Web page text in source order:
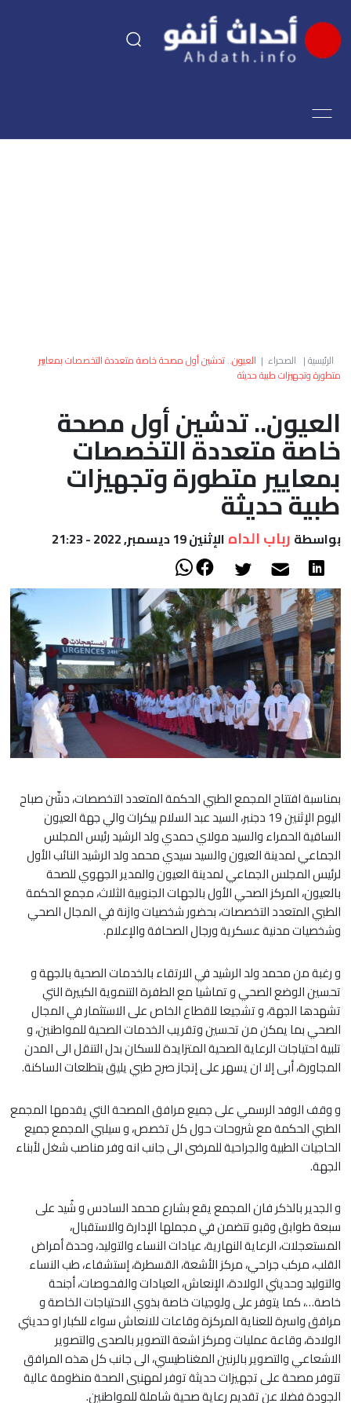
اقتصاد
العالم
أعمدة
الصحراء
الرئيسية| الصحراء | العيون.. تدشين أول مصحة خاصة متعددة التخصصات بمعايير
متطورة وتجهيزات طبية حديثة
العيون.. تدشين أول مصحة
خاصة متعددة التخصصات
بمعايير متطورة وتجهيزات
طبية حديثة
بواسطة رباب الداه الإثنين 19 ديسمبر, 2022 - 21:23
بمناسبة افتتاح المجمع الطبي الحكمة المتعدد التخصصات، دشّن صباح
اليوم الإثنين 19 دجنبر، السيد عبد السلام بيكرات والي جهة العيون
الساقية الحمراء والسيد مولاي حمدي ولد الرشيد رئيس المجلس
الجماعي لمدينة العيون والسيد سيدي محمد ولد الرشيد النائب الأول
لرئيس المجلس الجماعي لمدينة العيون والمدير الجهوي للصحة
بالعيون، المركز الصحي الأول بالجهات الجنوبية الثلاث، مجمع الحكمة
الطبي المتعدد التخصصات، بحضور شخصيات وازنة في المجال الصحي
وشخصيات مدنية عسكرية ورجال الصحافة والإعلام.
و رغبة من محمد ولد الرشيد في الارتقاء بالخدمات الصحية بالجهة و
تحسين الوضع الصحي و تماشيا مع الطفرة التنموية الكبيرة التي
تشهدها الجهة، و تشجيعا للقطاع الخاص على الاستثمار في المجال
الصحي بما يمكن من تحسين وتقريب الخدمات الصحية للمواطنين، و
تلبية احتياجات الرعاية الصحية المتزايدة للسكان بدل التنقل الى المدن
المجاورة، أبى إلا ان يسهر على إنجاز صرح طبي يليق بتطلعات الساكنة.
و وقف الوفد الرسمي على جميع مرافق المصحة التي يقدمها المجمع
الطبي الحكمة مع شروحات حول كل تخصص، و سيلبي المجمع جميع
الحاجيات الطبية والجراحية للمرضى الى جانب انه وفر مناصب شغل لأبناء
الجهة.
و الجدير بالذكر فان المجمع يقع بشارع محمد السادس و شُيد على
سبعة طوابق وقبو تتضمن في مجملها الإدارة والاستقبال،
المستعجلات، الرعاية النهارية، عيادات النساء والتوليد، وحدة أمراض
القلب، مركب جراحي، مركز الأشعة، القسطرة، إستشفاء، طب النساء
والتوليد وحديثي الولادة، الإنعاش، العيادات والفحوصات، أجنحة
خاصة…، كما يتوفر على ولوجيات خاصة بذوي الاحتياجات الخاصة و
مرافق واسرة للعناية المركزة وقاعات للانعاش سواء للكبار او حديثي
الولادة، وقاعة عمليات ومركز اشعة التصوير بالصدى والتصوير
الاشعاعي والتصوير بالرنين المغناطيسي، الى جانب كل هذه المرافق
تتوفر مصحة على تجهيزات حديثة توفر لمهنيي الصحة منظومة عالية
الجودة فضلا عن تقديم رعاية صحية شاملة للمواطنين.